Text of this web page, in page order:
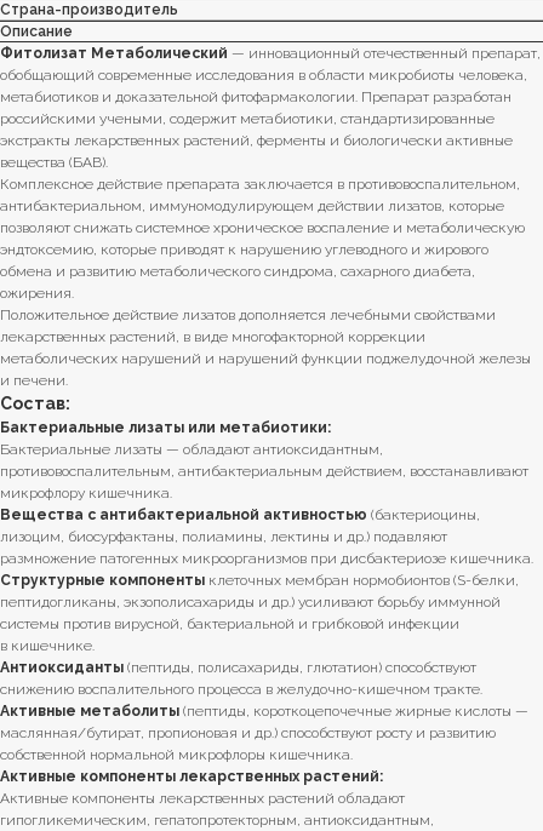
Страна-производитель
Описание
Фитолизат Метаболический — инновационный отечественный препарат,
обобщающий современные исследования в области микробиоты человека,
метабиотиков и доказательной фитофармакологии. Препарат разработан
российскими учеными, содержит метабиотики, стандартизированные
экстракты лекарственных растений, ферменты и биологически активные
вещества (БАВ).
Комплексное действие препарата заключается в противовоспалительном,
антибактериальном, иммуномодулирующем действии лизатов, которые
позволяют снижать системное хроническое воспаление и метаболическую
эндтоксемию, которые приводят к нарушению углеводного и жирового
обмена и развитию метаболического синдрома, сахарного диабета,
ожирения.
Положительное действие лизатов дополняется лечебными свойствами
лекарственных растений, в виде многофакторной коррекции
метаболических нарушений и нарушений функции поджелудочной железы
и печени.
Состав:
Бактериальные лизаты или метабиотики:
Бактериальные лизаты — обладают антиоксидантным,
противовоспалительным, антибактериальным действием, восстанавливают
микрофлору кишечника.
Вещества с антибактериальной активностью (бактериоцины,
лизоцим, биосурфактаны, полиамины, лектины и др.) подавляют
размножение патогенных микроорганизмов при дисбактериозе кишечника.
Структурные компоненты клеточных мембран нормобионтов (S-белки,
пептидогликаны, экзополисахариды и др.) усиливают борьбу иммунной
системы против вирусной, бактериальной и грибковой инфекции
в кишечнике.
Антиоксиданты (пептиды, полисахариды, глютатион) способствуют
снижению воспалительного процесса в желудочно-кишечном тракте.
Активные метаболиты (пептиды, короткоцепочечные жирные кислоты —
маслянная/бутират, пропионовая и др.) способствуют росту и развитию
собственной нормальной микрофлоры кишечника.
Активные компоненты лекарственных растений:
Активные компоненты лекарственных растений обладают
гипогликемическим, гепатопротекторным, антиоксидантным,